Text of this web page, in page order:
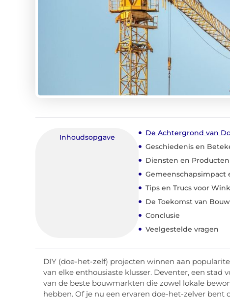
Inhoudsopgave
De Achtergrond van
Geschiedenis en
Diensten en
Tips en Trucs voor
De Toekomst van
Conclusie
Veelgestelde vragen
DIY (doe-het-zelf) projecten winnen aan
van elke enthousiaste klusser. Deventer, een stad
van de beste bouwmarkten die zowel lokale
hebben. Of je nu een ervaren doe-het-zelver